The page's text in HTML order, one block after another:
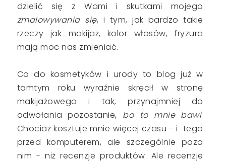
dzielić się z Wami i skutkami mojego
zmalowywania się, i tym, jak bardzo takie
rzeczy jak makijaż, kolor włosów, fryzura
mają moc nas zmieniać.
Co do kosmetyków i urody to blog już w
tamtym roku wyraźnie skręcił w stronę
makijażowego i tak, przynajmniej do
odwołania pozostanie, bo to mnie bawi.
Chociaż kosztuje mnie więcej czasu - i tego
przed komputerem, ale szczególnie poza
nim - niż recenzje produktów. Ale recenzje